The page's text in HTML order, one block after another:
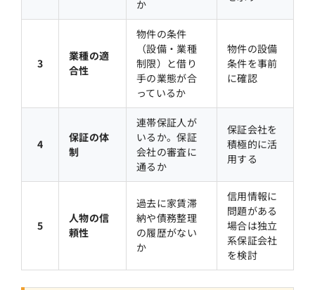
か
3
業種の適
合性
物件の条件
（設備・業種
制限）と借り
手の業態が合
っているか
物件の設備
条件を事前
に確認
4
保証の体
制
連帯保証人が
いるか。保証
会社の審査に
通るか
保証会社を
積極的に活
用する
5
人物の信
頼性
過去に家賃滞
納や債務整理
の履歴がない
か
信用情報に
問題がある
場合は独立
系保証会社
を検討